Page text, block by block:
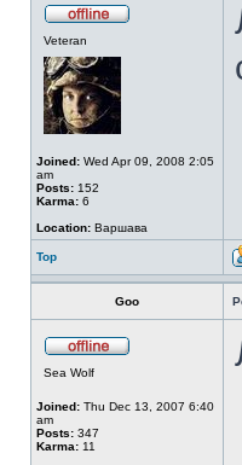
Veteran
Joined: Wed Apr 09, 2008 2:05
am
Posts: 152
Karma: 6
Location: Варшава
Top
Goo
Sea Wolf
Joined: Thu Dec 13, 2007 6:40
am
Posts: 347
Karma: 11